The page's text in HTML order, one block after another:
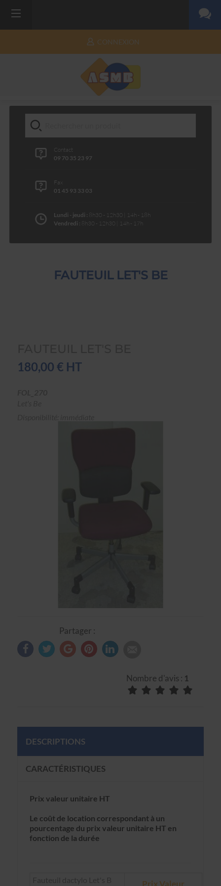
CONNEXION
Contact
09 70 35 23 97
Fax
01 45 93 33 03
Lundi - jeudi : 8h30 - 12h30 | 14h - 18h
Vendredi : 8h30 - 12h30 | 14h - 17h
FAUTEUIL LET'S BE
180,00 € HT
Partager :
Nombre d'avis : 1
DESCRIPTIONS
CARACTÉRISTIQUES
Prix valeur unitaire HT
Le coût de location correspondant à un
pourcentage du prix valeur unitaire HT en
fonction de la durée
Prix Valeur